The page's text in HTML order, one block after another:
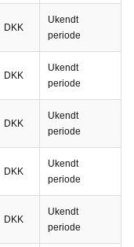
DKK
Ukendt
periode
DKK
Ukendt
periode
DKK
Ukendt
periode
DKK
Ukendt
periode
DKK
Ukendt
periode